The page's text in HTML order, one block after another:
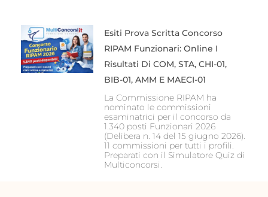
Esiti Prova Scritta Concorso
RIPAM Funzionari: Online I
Risultati Di COM, STA, CHI-01,
BIB-01, AMM E MAECI-01
La Commissione RIPAM ha
nominato le commissioni
esaminatrici per il concorso da
1.340 posti Funzionari 2026
(Delibera n. 14 del 15 giugno 2026).
11 commissioni per tutti i profili.
Preparati con il Simulatore Quiz di
Multiconcorsi.